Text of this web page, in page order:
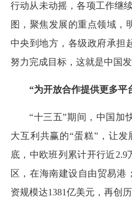
行动从未动摇，各项工作继
图，聚焦发展的重点领域，
中央到地方，各级政府承担
努力完成目标，这就是中国
“为开放合作提供更多平
“十三五”期间，中国加
大互利共赢的“蛋糕”，让
底，中欧班列累计开行近2.9
区，在海南建设自由贸易港
资规模达1381亿美元，再创